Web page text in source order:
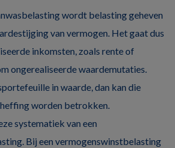
wordt belasting geheven
van vermogen. Het gaat dus
inkomsten, zoals rente of
ongerealiseerde waardemutaties.
in waarde, dan kan die
worden betrokken.
systematiek van een
Bij een vermogenswinstbelasting